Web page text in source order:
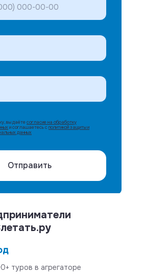
вы даётесогласие на обработку
и соглашаетесь с политикой защиты и
данных
Отправить
туров в агрегаторе